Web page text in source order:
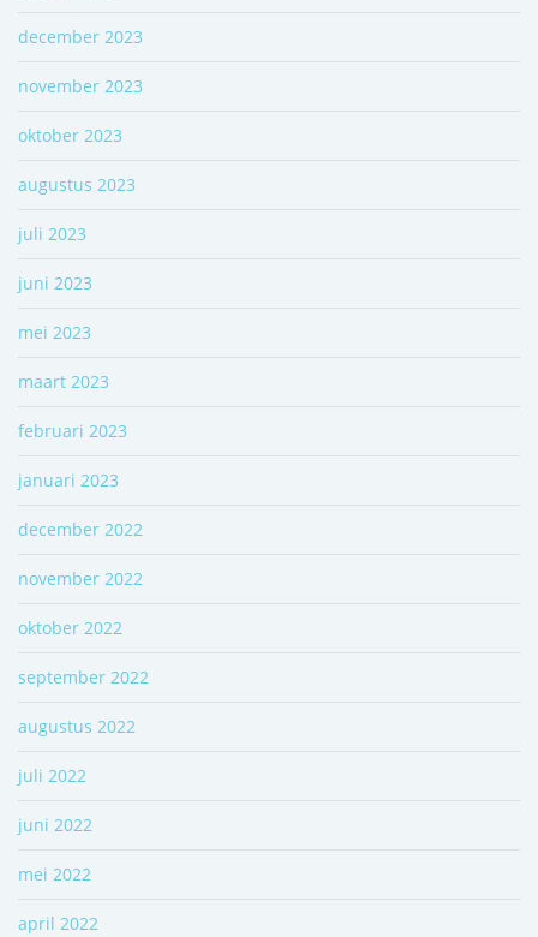
december 2023
november 2023
oktober 2023
augustus 2023
juli 2023
juni 2023
mei 2023
maart 2023
februari 2023
januari 2023
december 2022
november 2022
oktober 2022
september 2022
augustus 2022
juli 2022
juni 2022
mei 2022
april 2022